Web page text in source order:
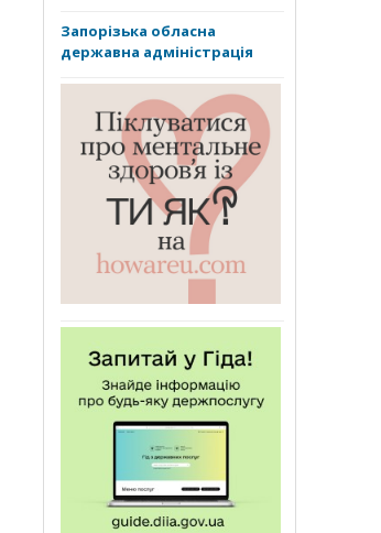
Запорізька обласна
державна адміністрація